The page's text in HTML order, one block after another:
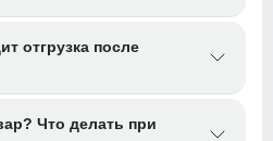
отгрузка после
Что делать при